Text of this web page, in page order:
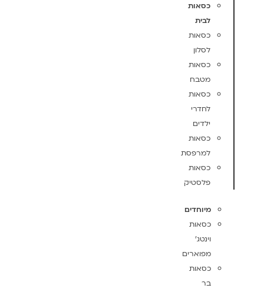
כסאות
לבית
כסאות
לסלון
כסאות
מטבח
כסאות
לחדרי
ילדים
כסאות
למרפסת
כסאות
פלסטיק
מיוחדים
כסאות
וינטג'
מפוארים
כסאות
בר